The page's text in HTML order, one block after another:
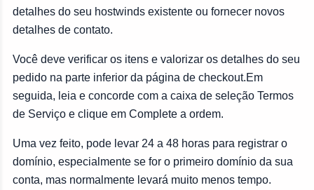
detalhes do seu hostwinds existente ou fornecer novos
detalhes de contato.
Você deve verificar os itens e valorizar os detalhes do seu
pedido na parte inferior da página de checkout.Em
seguida, leia e concorde com a caixa de seleção Termos
de Serviço e clique em Complete a ordem.
Uma vez feito, pode levar 24 a 48 horas para registrar o
domínio, especialmente se for o primeiro domínio da sua
conta, mas normalmente levará muito menos tempo.